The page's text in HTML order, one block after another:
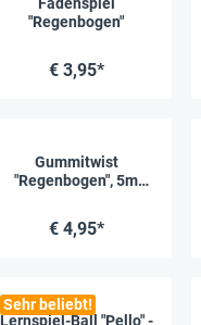
Fadenspiel
"Regenbogen"
€ 3,95*
Gummitwist
"Regenbogen", 5m
€ 4,95*
Sehr beliebt!
Lernspiel-Ball "Pello" -